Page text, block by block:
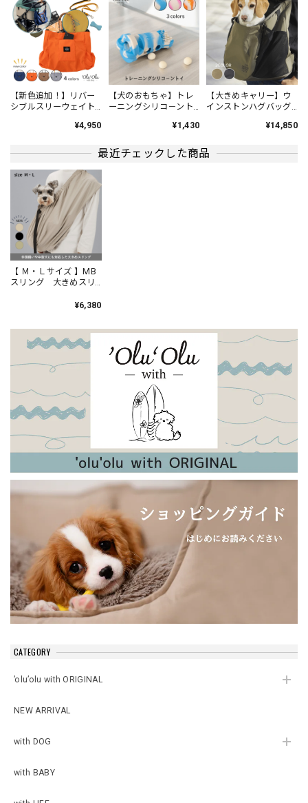
CATEGORY
’olu’olu with ORIGINAL
NEW ARRIVAL
with DOG
with BABY
【犬のおやつ／チーズ】BON-RUPA「京」ぱりぱりチーズ
ぱりぱりチーズ40g
2024/04/27
ダイエット中の我が家のわんこに、数枚ずつ時間を空けてあ
げてます。 国産チーズなので、安心してあげられます。
Ａ ミックスフルーツ／ピンク
2024/04/27
まだまだよだれが出てしまう赤ちゃんに、とてもピッタリな
商品です。
2024/04/27
他の方からの誕生祝いとダブらなそうなのを選んでみまし
よ！」と言ってもらえました。 ラッピングもとても可愛く、
大変喜んでもらえました！
2023/12/28
【新色追加！】リバー
シブルスリーウェイト
3way Tote バギー
¥4,950
【犬のおもちゃ】トレ
ーニングシリコ－ント
ンブラザーズ 知育¥1,430
【大きめキャリー】ウ
インストンハグバッグ
グ 犬用 ペット用¥14,850
最近チェックした商品
【 Ｍ・Ｌサイズ 】MB
スリング 大きめスリ
¥6,380